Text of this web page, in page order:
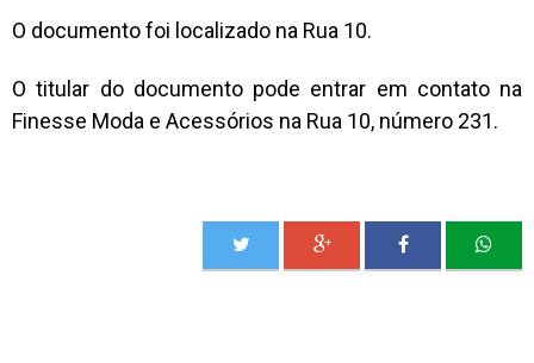
O documento foi localizado na Rua 10.
O titular do documento pode entrar em contato na
Finesse Moda e Acessórios na Rua 10, número 231.